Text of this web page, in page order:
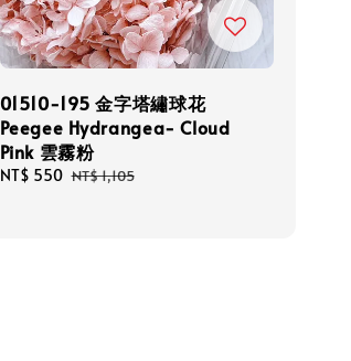
01510-195 金字塔繡球花
Peegee Hydrangea- Cloud
Pink 雲霧粉
Sale
NT$ 550 Regular
NT$ 1,105